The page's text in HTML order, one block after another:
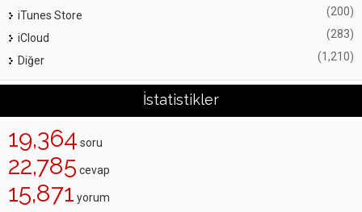
iTunes Store (200)
iCloud (283)
Diğer (1,210)
İstatistikler
19,364 soru
22,785 cevap
15,871 yorum